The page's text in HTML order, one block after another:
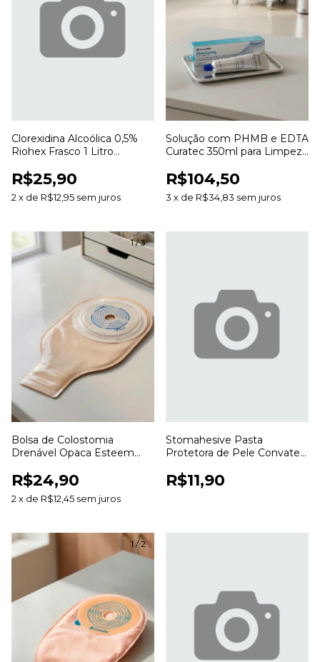
Clorexidina Alcoólica 0,5%
Riohex Frasco 1 Litro
R$25,90
2x de R$12,95 sem juros
Solução com PHMB e EDTA
Curatec 350ml para Limpeza
R$104,50
3 x de R$34,83 sem juros
1/3
Bolsa de Colostomia
Drenável Opaca Esteem
Estomias
R$24,90
2 x de R$12,45 sem juros
Stomahesive Pasta
Protetora de Pele Convatec
Estomias
R$11,90
1/2